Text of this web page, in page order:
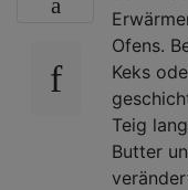
Ofens.
Keks
Teig
Butter